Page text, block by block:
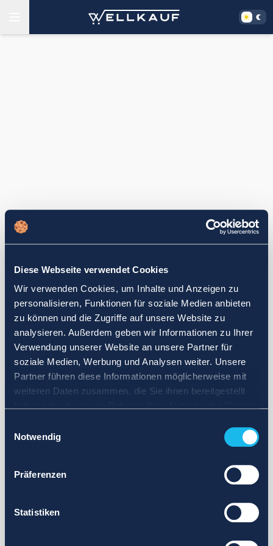
Diese Webseite verwendet Cookies
Wir verwenden Cookies, um Inhalte und Anzeigen zu
personalisieren, Funktionen für soziale Medien anbieten
zu können und die Zugriffe auf unsere Website zu
analysieren. Außerdem geben wir Informationen zu Ihrer
Verwendung unserer Website an unsere Partner für
soziale Medien, Werbung und Analysen weiter. Unsere
Partner führen diese Informationen möglicherweise mit
weiteren Daten zusammen, die Sie ihnen bereitgestellt
Notwendig
Präferenzen
Statistiken